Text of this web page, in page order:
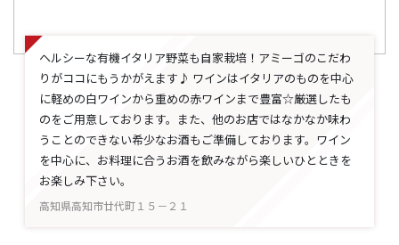
ヘルシーな有機イタリア野菜も自家栽培！アミーゴのこだわ
りがココにもうかがえます♪ ワインはイタリアのものを中心
に軽めの白ワインから重めの赤ワインまで豊富☆厳選したも
のをご用意しております。また、他のお店ではなかなか味わ
うことのできない希少なお酒もご準備しております。ワイン
を中心に、お料理に合うお酒を飲みながら楽しいひとときを
お楽しみ下さい。
高知県高知市廿代町１５－２１